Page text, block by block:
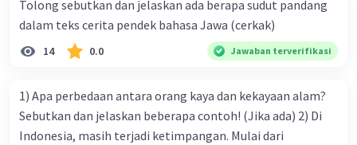
agar Budi bisa tahu pada angka berapa UD Maju Jaya dalam
keadaan tidak untung dan tidak rugi? 2) Dan jika Budi
sebagai pemilik menginginkan untung sebesar Rp
50.000.000,- berapa unit kah produk yang harus dijual?
Tolong sebutkan dan jelaskan ada berapa sudut pandang
dalam teks cerita pendek bahasa Jawa (cerkak)
14 0.0 Jawaban terverifikasi
1) Apa perbedaan antara orang kaya dan kekayaan alam?
Sebutkan dan jelaskan beberapa contoh! (Jika ada) 2) Di
Indonesia, masih terjadi ketimpangan. Mulai dari